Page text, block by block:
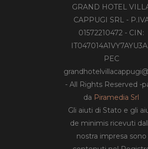
GRAND HOTEL
CAPPUGI SRL -
01572210472 - CIN:
PEC
- All Rights Reserved -
da Piramedia Srl
Gli aiuti di Stato e gli
de minimis ricevuti
nostra impresa sono